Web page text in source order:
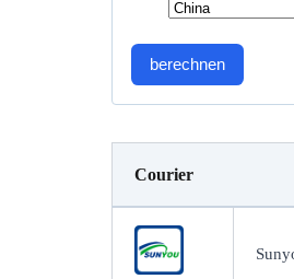
berechnen
Courier